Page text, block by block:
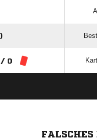
/ 0
FALSCHES